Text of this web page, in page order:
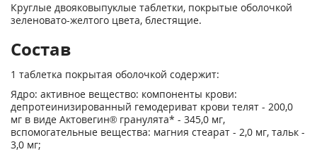
Круглые двояковыпуклые таблетки, покрытые оболочкой
зеленовато-желтого цвета, блестящие.
Состав
1 таблетка покрытая оболочкой содержит:
Ядро: активное вещество: компоненты крови:
депротеинизированный гемодериват крови телят - 200,0
мг в виде Актовегин® гранулята* - 345,0 мг,
вспомогательные вещества: магния стеарат - 2,0 мг, тальк -
3,0 мг;